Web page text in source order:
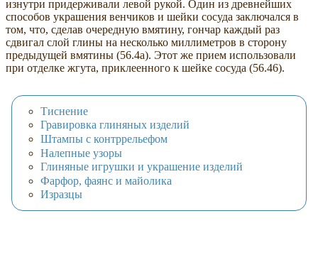
изнутри придерживали левой рукой. Один из древнейших
способов украшения венчиков и шейки сосуда заключался в
том, что, сделав очередную вмятину, гончар каждый раз
сдвигал слой глины на несколько миллиметров в сторону
предыдущей вмятины (56.4а). Этот же прием использовали
при отделке жгута, приклеенного к шейке сосуда (56.46).
Тиснение
Гравировка глиняных изделий
Штампы с контррельефом
Налепные узоры
Глиняные игрушки и украшение изделий
Фарфор, фаянс и майолика
Изразцы